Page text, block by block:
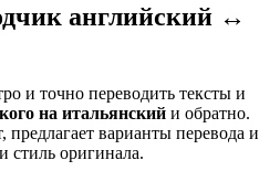
английский ↔
и точно переводить тексты и
на итальянский и обратно.
предлагает варианты перевода и
стиль оригинала.